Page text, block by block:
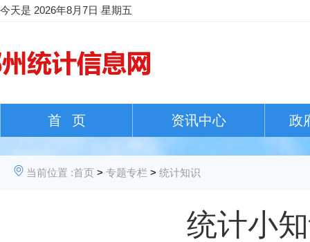
今天是 2026年8月7日 星期五
首 页 资讯中心 政
当前位置 :首页 > 专题专栏 > 统计知识
统计小